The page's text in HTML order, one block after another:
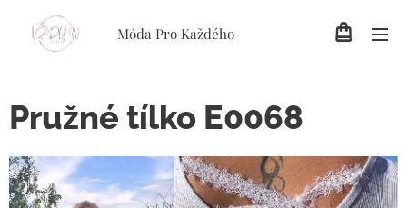
Móda Pro Každého
Pružné tílko E0068